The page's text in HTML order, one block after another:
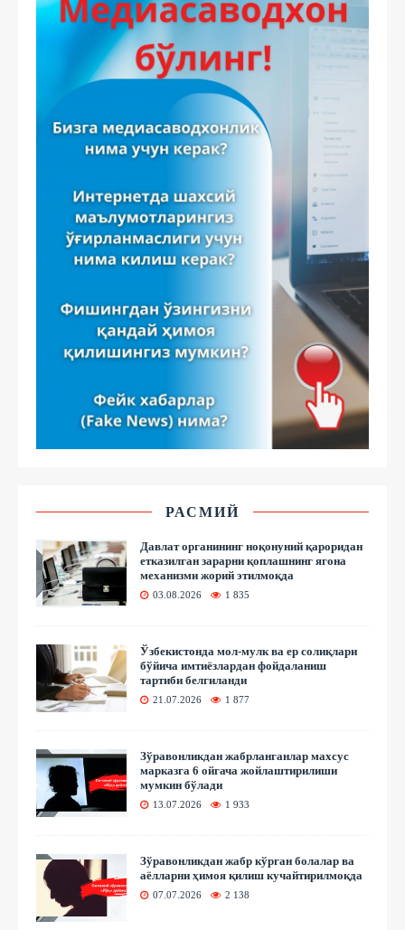
РАСМИЙ
Давлат органининг ноқонуний қароридан
етказилган зарарни қоплашнинг ягона
механизми жорий этилмоқда
03.08.2026 1 835
Ўзбекистонда мол-мулк ва ер солиқлари
бўйича имтиёзлардан фойдаланиш
тартиби белгиланди
21.07.2026 1 877
Зўравонликдан жабрланганлар махсус
марказга 6 ойгача жойлаштирилиши
мумкин бўлади
13.07.2026 1 933
Зўравонликдан жабр кўрган болалар ва
аёлларни ҳимоя қилиш кучайтирилмоқда
07.07.2026 2 138